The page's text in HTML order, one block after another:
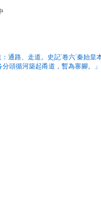
通路、走道。史記˙卷六˙秦始
分頭循河築起甬道，暫為寨腳。